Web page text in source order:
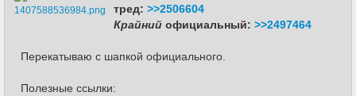
1407588536984.png
тред: >>2506604
Крайний официальный: >>2497464
Перекатываю с шапкой официального.
Полезные ссылки: